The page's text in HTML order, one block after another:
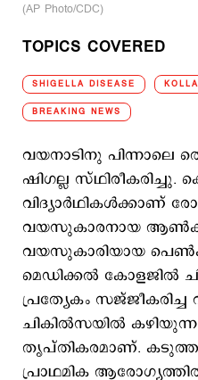
(AP Photo/CDC)
TOPICS COVERED
SHIGELLA DISEASE
BREAKING NEWS
വയനാടിനു പിന്നാലെ
ഷിഗല്ല സ്ഥിരീകരിച്ചു.
വിദ്യാര്‍ഥികള്‍ക്കാണ്
വയസുകാരനായ
വയസുകാരിയായ
മെഡിക്കല്‍ കോളജില്‍
പ്രത്യേകം
ചികില്‍സയില്‍
തൃപ്തികരമാണ്.
പ്രാഥമിക